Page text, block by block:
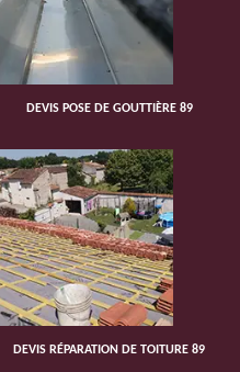
DEVIS POSE DE GOUTTIÈRE 89
DEVIS RÉPARATION DE TOITURE 89